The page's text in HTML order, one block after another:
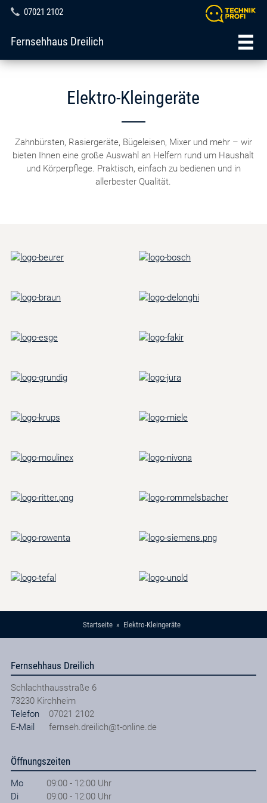
07021 2102
Fernsehhaus Dreilich
Elektro-Kleingeräte
Zahnbürsten, Rasiergeräte, Bügeleisen, Mixer und mehr – wir
bieten Ihnen eine große Auswahl an Helfern rund um Haushalt
und Körperpflege. Praktisch, einfach zu bedienen und in
allerbester Qualität.
Startseite Elektro-Kleingeräte
Fernsehhaus Dreilich
Schlachthausstraße 6
73230 Kirchheim
Telefon
07021 2102
E-Mail
fernseh.dreilich@t-online.de
Öffnungszeiten
Mo
09:00 - 12:00 Uhr
Di
09:00 - 12:00 Uhr